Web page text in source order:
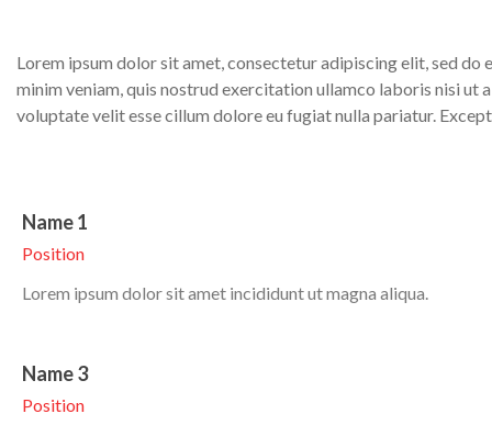
Lorem ipsum dolor sit amet, consectetur adipiscing elit, sed
minim veniam, quis nostrud exercitation ullamco laboris nisi ut
voluptate velit esse cillum dolore eu fugiat nulla pariatur.
Name 1
Position
Lorem ipsum dolor sit amet incididunt ut magna aliqua.
Name 3
Position